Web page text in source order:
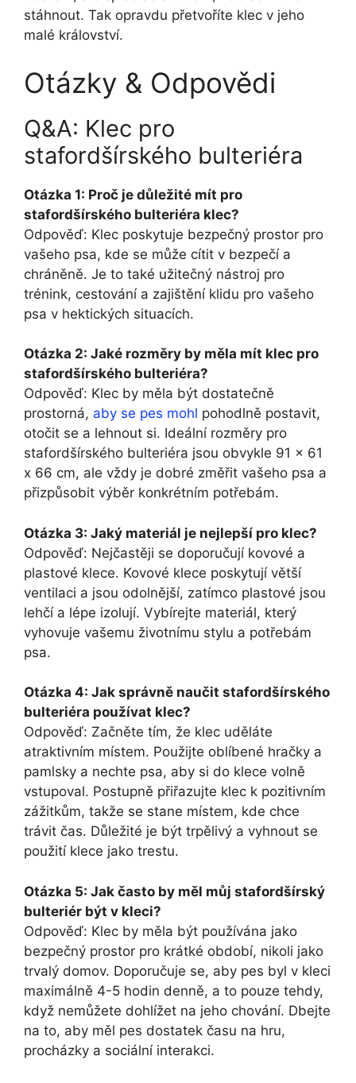
stáhnout. Tak opravdu přetvoříte klec v jeho
malé království.
Otázky & Odpovědi
Q&A: Klec pro
stafordšírského bulteriéra
Otázka 1: Proč je důležité mít pro
stafordšírského bulteriéra klec?
Odpověď: Klec poskytuje bezpečný prostor pro
vašeho psa, kde se může cítit v bezpečí a
chráněně. Je to také užitečný nástroj pro
trénink, cestování a zajištění klidu pro vašeho
psa v hektických situacích.
Otázka 2: Jaké rozměry by měla mít klec pro
stafordšírského bulteriéra?
Odpověď: Klec by měla být dostatečně
prostorná, aby se pes mohl pohodlně postavit,
otočit se a lehnout si. Ideální rozměry pro
stafordšírského bulteriéra jsou obvykle 91 x 61
x 66 cm, ale vždy je dobré změřit vašeho psa a
přizpůsobit výběr konkrétním potřebám.
Otázka 3: Jaký materiál je nejlepší pro klec?
Odpověď: Nejčastěji se doporučují kovové a
plastové klece. Kovové klece poskytují větší
ventilaci a jsou odolnější, zatímco plastové jsou
lehčí a lépe izolují. Vybírejte materiál, který
vyhovuje vašemu životnímu stylu a potřebám
psa.
Otázka 4: Jak správně naučit stafordšírského
bulteriéra používat klec?
Odpověď: Začněte tím, že klec uděláte
atraktivním místem. Použijte oblíbené hračky a
pamlsky a nechte psa, aby si do klece volně
vstupoval. Postupně přiřazujte klec k pozitivním
zážitkům, takže se stane místem, kde chce
trávit čas. Důležité je být trpělivý a vyhnout se
použití klece jako trestu.
Otázka 5: Jak často by měl můj stafordšírský
bulteriér být v kleci?
Odpověď: Klec by měla být používána jako
bezpečný prostor pro krátké období, nikoli jako
trvalý domov. Doporučuje se, aby pes byl v kleci
maximálně 4-5 hodin denně, a to pouze tehdy,
když nemůžete dohlížet na jeho chování. Dbejte
na to, aby měl pes dostatek času na hru,
procházky a sociální interakci.